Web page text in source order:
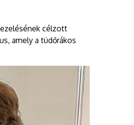
célzott
amely a tüdőrákos